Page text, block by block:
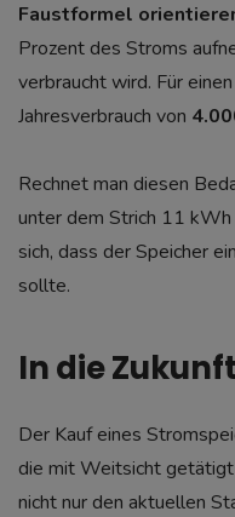
Faustformel
Prozent des Stroms
verbraucht wird. Für
Jahresverbrauch von
Rechnet man diesen
unter dem Strich 11
sich, dass der Speicher
sollte.
In die
Der Kauf eines
die mit Weitsicht
nicht nur den aktuellen